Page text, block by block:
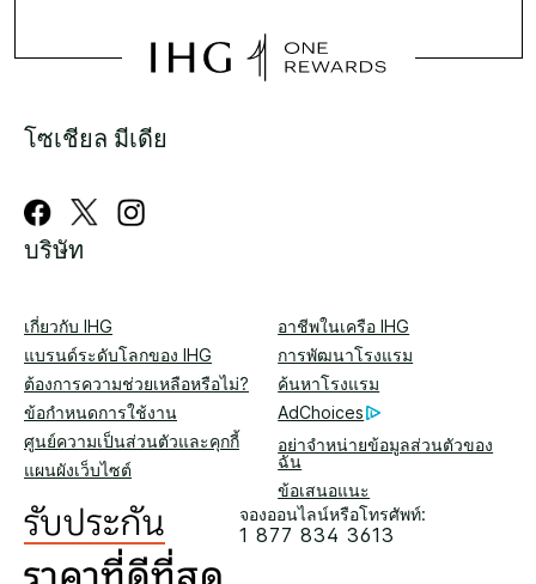
โซเชียล มีเดีย
บริษัท
เกี่ยวกับ IHG
อาชีพในเครือ IHG
แบรนด์ระดับโลกของ IHG
การพัฒนาโรงแรม
ต้องการความช่วยเหลือหรือไม่?
ค้นหาโรงแรม
ข้อกำหนดการใช้งาน
AdChoices
ศูนย์ความเป็นส่วนตัวและคุกกี้
อย่าจำหน่ายข้อมูลส่วนตัวของ
ฉัน
แผนผังเว็บไซต์
ข้อเสนอแนะ
จองออนไลน์หรือโทรศัพท์:
1 877 834 3613